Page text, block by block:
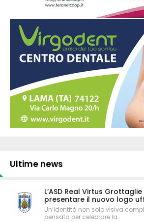
Ultime news
L’ASD Real Virtus
presentare il nuovo logo
Un’identità non solo visiva
pensata per celebrare la...